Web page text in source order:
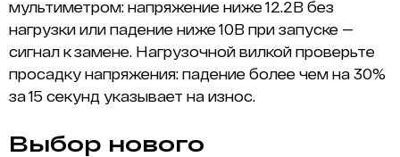
мультиметром: напряжение ниже 12.2В без
нагрузки или падение ниже 10В при запуске —
сигнал к замене. Нагрузочной вилкой проверьте
просадку напряжения: падение более чем на 30%
за 15 секунд указывает на износ.
Выбор нового